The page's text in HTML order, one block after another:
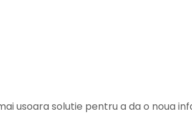
usoara solutie pentru a da o noua